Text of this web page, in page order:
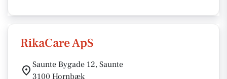
RikaCare ApS
Saunte Bygade 12, Saunte
3100 Hornbæk